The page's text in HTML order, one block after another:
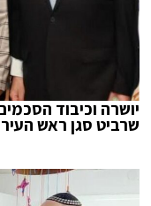
יושרה וכיבוד
שרביט סגן ראש העיר